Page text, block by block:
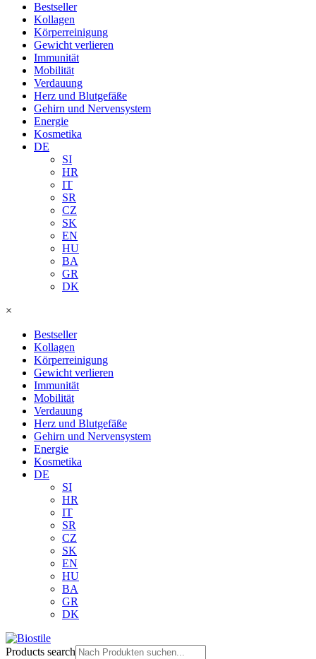
Bestseller
Kollagen
Körperreinigung
Gewicht verlieren
Immunität
Mobilität
Verdauung
Herz und Blutgefäße
Gehirn und Nervensystem
Energie
Kosmetika
DE
SI
HR
IT
SR
CZ
SK
EN
HU
BA
GR
DK
×
Bestseller
Kollagen
Körperreinigung
Gewicht verlieren
Immunität
Mobilität
Verdauung
Herz und Blutgefäße
Gehirn und Nervensystem
Energie
Kosmetika
DE
SI
HR
IT
SR
CZ
SK
EN
HU
BA
GR
DK
Products search